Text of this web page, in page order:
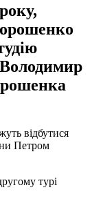
Володимир
відбутися
Петром
турі